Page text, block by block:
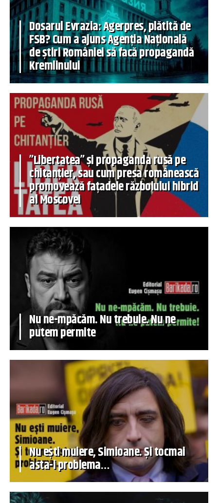
Dosarul Evrazia: Agerpres, plătită de
FSB? Cum a ajuns Agenția Națională
de știri României să facă propagandă
Kremlinului
”Libertatea” și propaganda rusă pe
chitanțier, sau cum presa românească
promovează fațadele războiului hibrid
al Moscovei
Nu ne-mpăcăm. Nu trebuie. Nu ne
putem permite
Nu ești muiere, Simioane. Și tocmai
asta-i problema…